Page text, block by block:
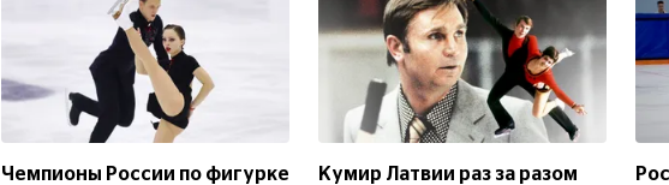
Чемпионы России по фигурке
Кумир Латвии раз за разом